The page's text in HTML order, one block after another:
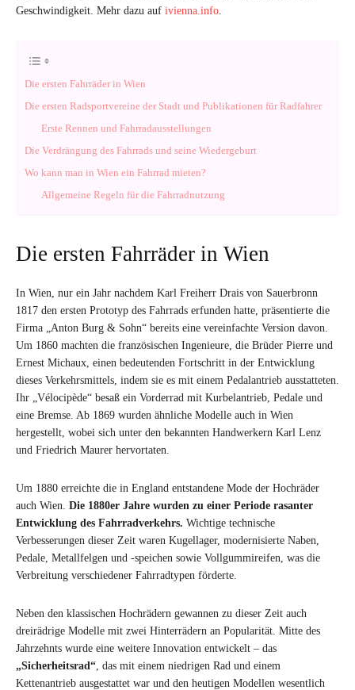
Geschwindigkeit. Mehr dazu auf ivienna.info
Die ersten Fahrräder in Wien
Die ersten Radsportvereine der Stadt und Publikationen für Radfahrer
Erste Rennen und Fahrradausstellungen
Die Verdrängung des Fahrrads und seine Wiedergeburt
Wo kann man in Wien ein Fahrrad mieten?
Allgemeine Regeln für die Fahrradnutzung
Die ersten Fahrräder in Wien
In Wien, nur ein Jahr nachdem Karl Freiherr Drais von Sauerbronn
1817 den ersten Prototyp des Fahrrads erfunden hatte, präsentierte die
Firma „Anton Burg & Sohn“ bereits eine vereinfachte Version davon.
Um 1860 machten die französischen Ingenieure, die Brüder Pierre und
Ernest Michaux, einen bedeutenden Fortschritt in der Entwicklung
dieses Verkehrsmittels, indem sie es mit einem Pedalantrieb ausstatteten.
Ihr „Vélocipède“ besaß ein Vorderrad mit Kurbelantrieb, Pedale und
eine Bremse. Ab 1869 wurden ähnliche Modelle auch in Wien
hergestellt, wobei sich unter den bekannten Handwerkern Karl Lenz
und Friedrich Maurer hervortaten.
Um 1880 erreichte die in England entstandene Mode der Hochräder
auch Wien. Die 1880er Jahre wurden zu einer Periode rasanter
Entwicklung des Fahrradverkehrs. Wichtige technische
Verbesserungen dieser Zeit waren Kugellager, modernisierte Naben,
Pedale, Metallfelgen und -speichen sowie Vollgummireifen, was die
Verbreitung verschiedener Fahrradtypen förderte.
Neben den klassischen Hochrädern gewannen zu dieser Zeit auch
dreirädrige Modelle mit zwei Hinterrädern an Popularität. Mitte des
Jahrzehnts wurde eine weitere Innovation entwickelt – das
„Sicherheitsrad“ , das mit einem niedrigen Rad und einem
Kettenantrieb ausgestattet war und den heutigen Modellen wesentlich